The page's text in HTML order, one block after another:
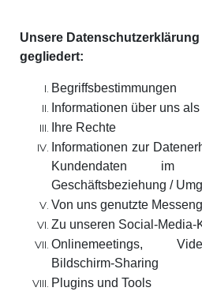
Unsere
gegliedert:
Begriffsbestimmungen
Informationen über uns
Ihre Rechte
Informationen zur
Kundendaten im
Geschäftsbeziehung /
Von uns genutzte
Zu unseren Social-Media-
Onlinemeetings,
Bildschirm-Sharing
Plugins und Tools